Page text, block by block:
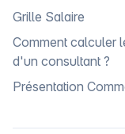
Grille Salaire
Comment calculer
d'un consultant ?
Présentation